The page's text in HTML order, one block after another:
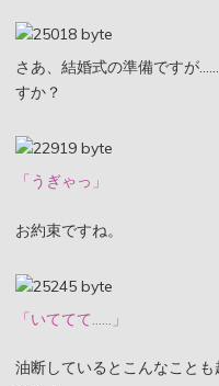
さあ、結婚式の準備ですが
すか？
「うぎゃっ」
お約束ですね。
「いててて……」
油断しているとこんなこと